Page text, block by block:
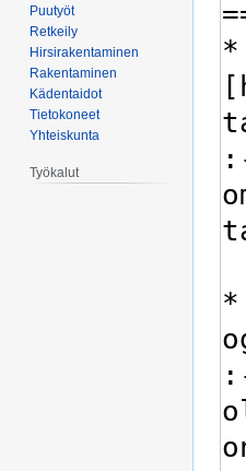
Puutyöt
Retkeily
Hirsirakentaminen
Rakentaminen
Kädentaidot
Tietokoneet
Yhteiskunta
Työkalut